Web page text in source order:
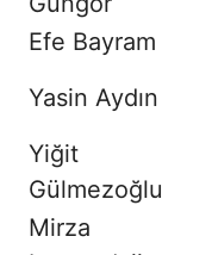
Efe Bayram
Yasin Aydın
Yiğit
Gülmezoğlu
Mirza